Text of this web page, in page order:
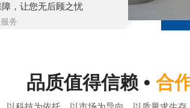
，让您无后顾之忧
务
品质值得信赖 • 合